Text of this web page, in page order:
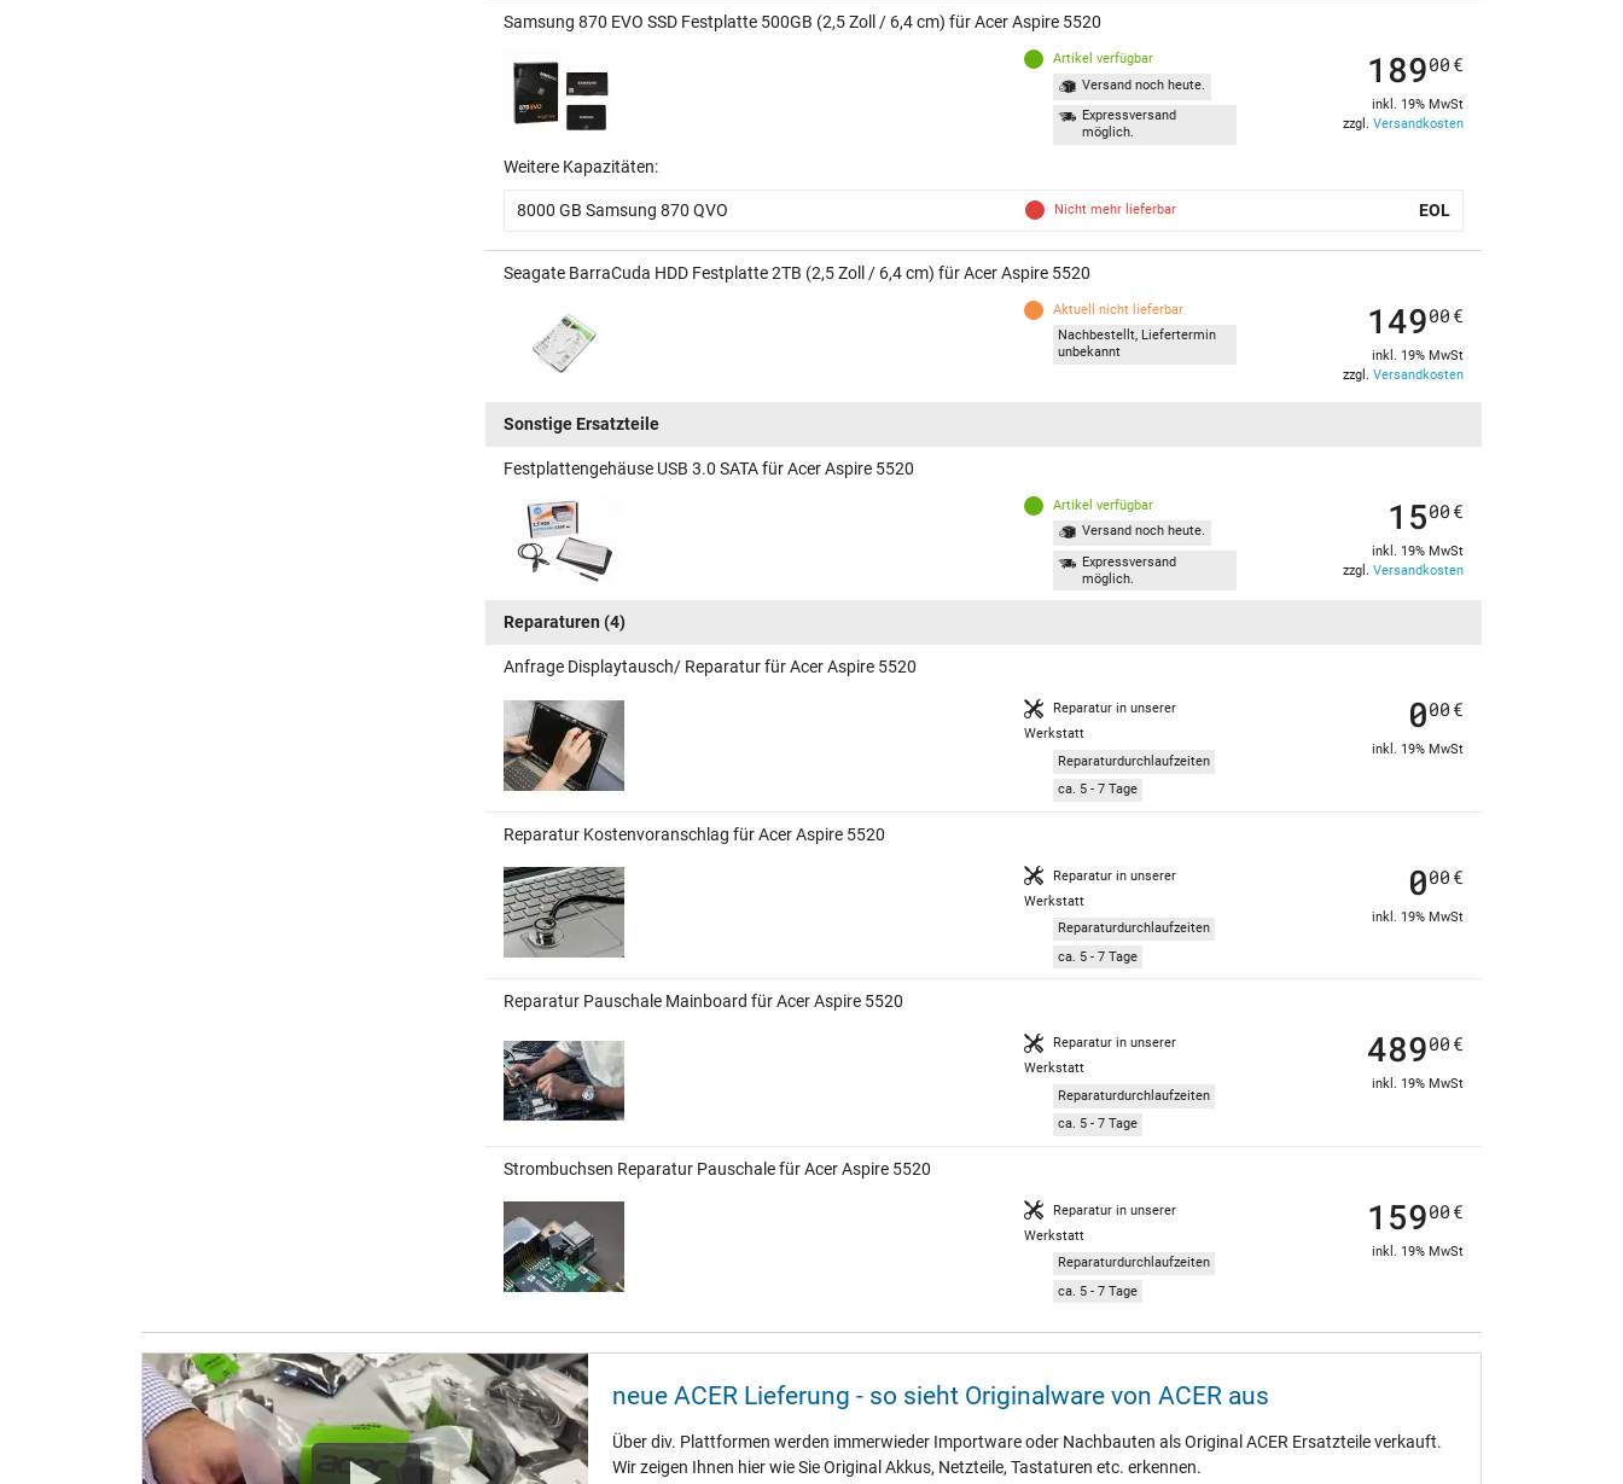
Samsung 870 EVO SSD Festplatte 500GB (2,5 Zoll / 6,4 cm) für Acer Aspire 5520
Artikel verfügbar
Versand noch heute.
Expressversand
möglich.
18900 €
inkl. 19% MwSt
zzgl. Versandkosten
Weitere Kapazitäten:
8000 GB Samsung 870 QVO Nicht mehr lieferbar EOL
Seagate BarraCuda HDD Festplatte 2TB (2,5 Zoll / 6,4 cm) für Acer Aspire 5520
Aktuell nicht lieferbar
Nachbestellt, Liefertermin
unbekannt
14900 €
inkl. 19% MwSt
zzgl. Versandkosten
Sonstige Ersatzteile
Festplattengehäuse USB 3.0 SATA für Acer Aspire 5520
Artikel verfügbar
Versand noch heute.
Expressversand
möglich.
1500 €
inkl. 19% MwSt
zzgl. Versandkosten
Reparaturen (4)
Anfrage Displaytausch/ Reparatur für Acer Aspire 5520
Reparatur in unserer
Werkstatt
Reparaturdurchlaufzeiten
ca. 5 - 7 Tage
000 €
inkl. 19% MwSt
Reparatur Kostenvoranschlag für Acer Aspire 5520
Reparatur in unserer
Werkstatt
Reparaturdurchlaufzeiten
ca. 5 - 7 Tage
000 €
inkl. 19% MwSt
Reparatur Pauschale Mainboard für Acer Aspire 5520
Reparatur in unserer
Werkstatt
Reparaturdurchlaufzeiten
ca. 5 - 7 Tage
48900 €
inkl. 19% MwSt
Strombuchsen Reparatur Pauschale für Acer Aspire 5520
Reparatur in unserer
Werkstatt
Reparaturdurchlaufzeiten
ca. 5 - 7 Tage
15900 €
inkl. 19% MwSt
neue ACER Lieferung - so sieht Originalware von ACER aus
Über div. Plattformen werden immerwieder Importware oder Nachbauten als Original ACER Ersatzteile verkauft.
Wir zeigen Ihnen hier wie Sie Original Akkus, Netzteile, Tastaturen etc. erkennen.